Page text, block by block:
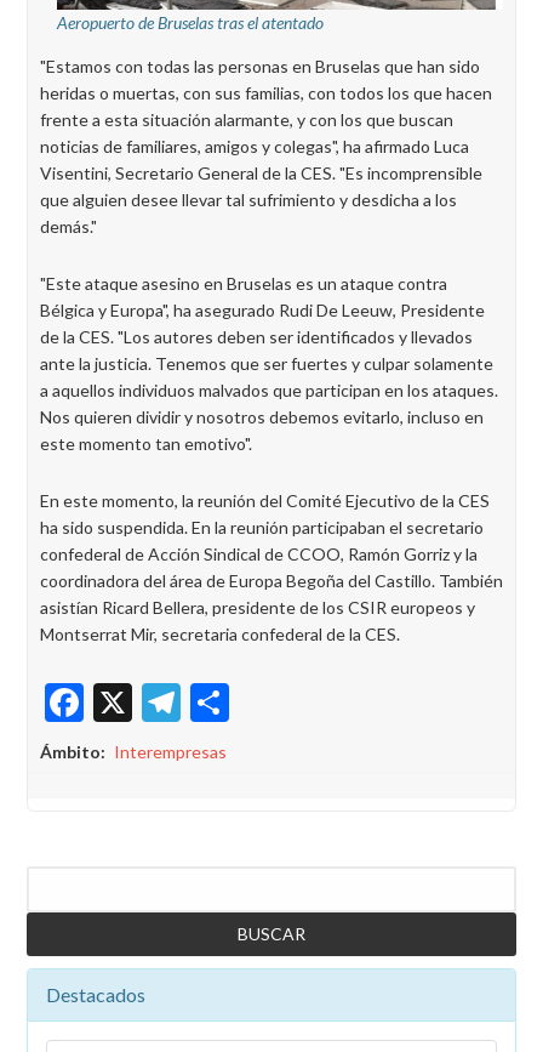
Aeropuerto de Bruselas tras el atentado
"Estamos con todas las personas en Bruselas que han sido
heridas o muertas, con sus familias, con todos los que hacen
frente a esta situación alarmante, y con los que buscan
noticias de familiares, amigos y colegas", ha afirmado Luca
Visentini, Secretario General de la CES. "Es incomprensible
que alguien desee llevar tal sufrimiento y desdicha a los
demás."
"Este ataque asesino en Bruselas es un ataque contra
Bélgica y Europa", ha asegurado Rudi De Leeuw, Presidente
de la CES. "Los autores deben ser identificados y llevados
ante la justicia. Tenemos que ser fuertes y culpar solamente
a aquellos individuos malvados que participan en los ataques.
Nos quieren dividir y nosotros debemos evitarlo, incluso en
este momento tan emotivo".
En este momento, la reunión del Comité Ejecutivo de la CES
ha sido suspendida. En la reunión participaban el secretario
confederal de Acción Sindical de CCOO, Ramón Gorriz y la
coordinadora del área de Europa Begoña del Castillo. También
asistían Ricard Bellera, presidente de los CSIR europeos y
Montserrat Mir, secretaria confederal de la CES.
Facebook
X Telegram
Ámbito Interempresas
Destacados